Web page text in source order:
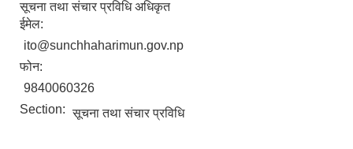
सूचना तथा संचार प्रविधि अधिकृत
ईमेल:
ito@sunchhaharimun.gov.np
फोन:
9840060326
Section: सूचना तथा संचार प्रविधि